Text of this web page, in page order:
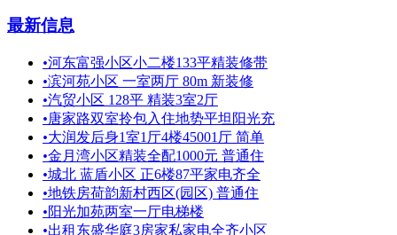
最新信息
•河东富强小区小二楼133平精装修带
•滨河苑小区 一室两厅 80m 新装修
•汽贸小区 128平 精装3室2厅
•唐家路双室拎包入住地势平坦阳光充
•大润发后身1室1厅4楼45001厅 简单
•金月湾小区精装全配1000元 普通住
•城北 蓝盾小区 正6楼87平家电齐全
•地铁房荷韵新村西区(园区) 普通住
•阳光加苑两室一厅电梯楼
•出租东盛华庭3房家私家电全齐小区